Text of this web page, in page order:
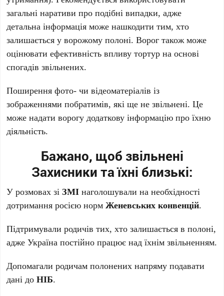
загальні наративи про подібні випадки, адже
детальна інформація може нашкодити тим, хто
залишається у ворожому полоні. Ворог також може
оцінювати ефективність впливу тортур на основі
спогадів звільнених.
Поширення фото- чи відеоматеріалів із
зображеннями побратимів, які ще не звільнені. Це
може надати ворогу додаткову інформацію про їхню
діяльність.
Бажано, щоб звільнені
Захисники та їхні близькі:
У розмовах зіЗМІ наголошували на необхідності
дотримання росією нормЖеневських конвенцій.
Підтримували родичів тих, хто залишається в полоні,
адже Україна постійно працює над їхнім звільненням.
Допомагали родичам полонених напряму подавати
дані доНІБ.